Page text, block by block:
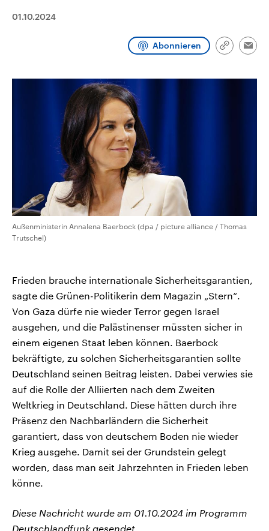
01.10.2024
Abonnieren
Link
Außenministerin Annalena Baerbock (dpa / picture alliance / Thomas
Trutschel)
Frieden brauche internationale Sicherheitsgarantien,
sagte die Grünen-Politikerin dem Magazin „Stern“.
Von Gaza dürfe nie wieder Terror gegen Israel
ausgehen, und die Palästinenser müssten sicher in
einem eigenen Staat leben können. Baerbock
bekräftigte, zu solchen Sicherheitsgarantien sollte
Deutschland seinen Beitrag leisten. Dabei verwies sie
auf die Rolle der Alliierten nach dem Zweiten
Weltkrieg in Deutschland. Diese hätten durch ihre
Präsenz den Nachbarländern die Sicherheit
garantiert, dass von deutschem Boden nie wieder
Krieg ausgehe. Damit sei der Grundstein gelegt
worden, dass man seit Jahrzehnten in Frieden leben
könne.
Diese Nachricht wurde am 01.10.2024 im Programm
Deutschlandfunk gesendet.